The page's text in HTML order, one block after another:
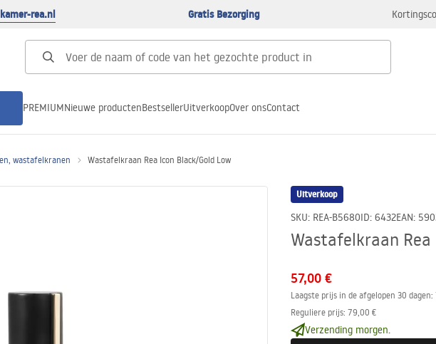
rea.nl Gratis Bezorging
PREMIUMNieuwe productenBestsellerUitverkoopOver onsContact
wastafelkranen Wastafelkraan Rea Icon Black/Gold Low
Uitverkoop
SKU: REA-B5680ID: 6432EAN:
Wastafelkraan Rea
57,00 €
Laagste prijs in de afgelopen 30 dagen:
Reguliere prijs: 79,00 €
Verzending morgen.